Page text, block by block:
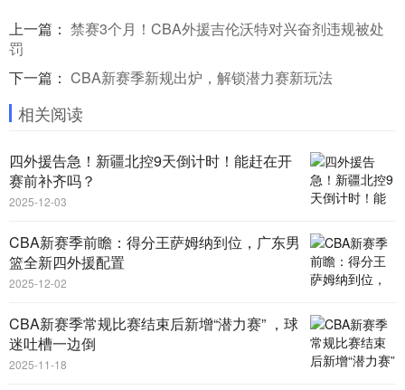
上一篇： 禁赛3个月！CBA外援吉伦沃特对兴奋剂违规被处
罚
下一篇： CBA新赛季新规出炉，解锁潜力赛新玩法
相关阅读
四外援告急！新疆北控9天倒计时！能赶在开
赛前补齐吗？
2025-12-03
CBA新赛季前瞻：得分王萨姆纳到位，广东男
篮全新四外援配置
2025-12-02
CBA新赛季常规比赛结束后新增“潜力赛” ，球
迷吐槽一边倒
2025-11-18